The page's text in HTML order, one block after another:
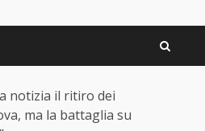
notizia il ritiro dei
ma la battaglia su